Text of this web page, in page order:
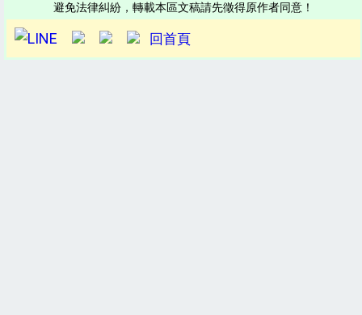
避免法律糾紛，轉載本區文稿請先徵得原作者同意！
回首頁